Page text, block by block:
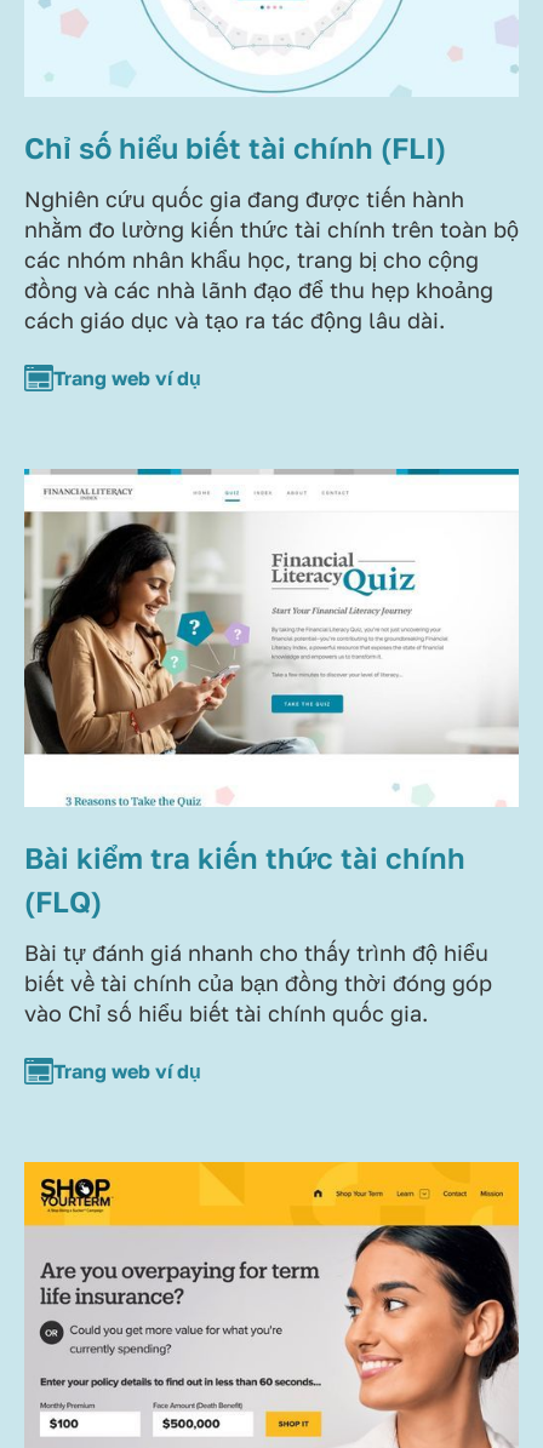
Chỉ số hiểu biết tài chính (FLI)
Nghiên cứu quốc gia đang được tiến hành
nhằm đo lường kiến thức tài chính trên toàn bộ
các nhóm nhân khẩu học, trang bị cho cộng
đồng và các nhà lãnh đạo để thu hẹp khoảng
cách giáo dục và tạo ra tác động lâu dài.
Trang web ví dụ
Bài kiểm tra kiến thức tài chính
(FLQ)
Bài tự đánh giá nhanh cho thấy trình độ hiểu
biết về tài chính của bạn đồng thời đóng góp
vào Chỉ số hiểu biết tài chính quốc gia.
Trang web ví dụ